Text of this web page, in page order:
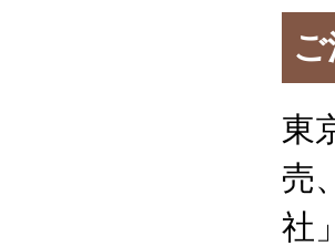
東
売
社